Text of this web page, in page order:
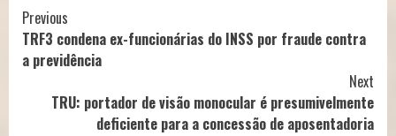
Continue
Reading
Previous
TRF3 condena ex-funcionárias do INSS por fraude contra
a previdência
Next
TRU: portador de visão monocular é presumivelmente
deficiente para a concessão de aposentadoria